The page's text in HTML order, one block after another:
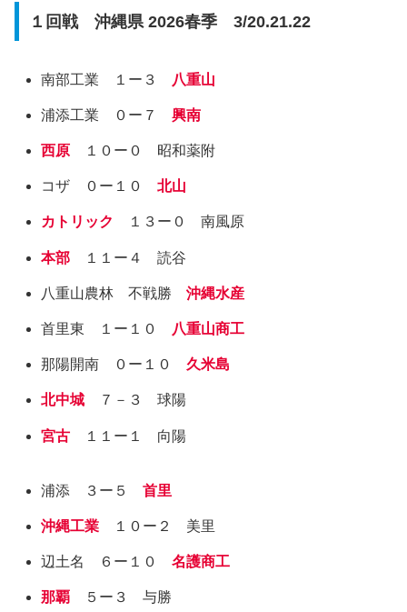
１回戦 沖縄県 2026春季 3/20.21.22
南部工業 １ー３ 八重山
浦添工業 ０ー７興南
西原 １０ー０ 昭和薬附
コザ ０ー１０北山
カトリック １３ー０ 南風原
本部 １１ー４ 読谷
八重山農林 不戦勝沖縄水産
首里東 １ー１０ 八重山商工
那陽開南 ０ー１０久米島
北中城 ７－３ 球陽
宮古 １１ー１ 向陽
浦添 ３ー５首里
沖縄工業 １０ー２ 美里
辺土名 ６ー１０名護商工
那覇 ５ー３ 与勝